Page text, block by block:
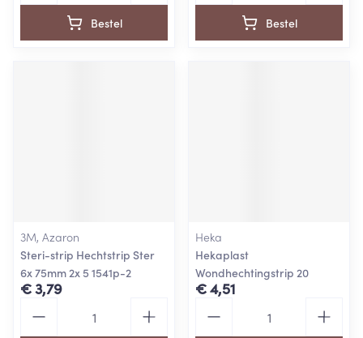
Bestel Bestel
3M, Azaron
Steri-strip Hechtstrip Ster
6x 75mm 2x 5 1541p-2
€ 3,79
Heka
Hekaplast
Wondhechtingstrip 20
€ 4,51